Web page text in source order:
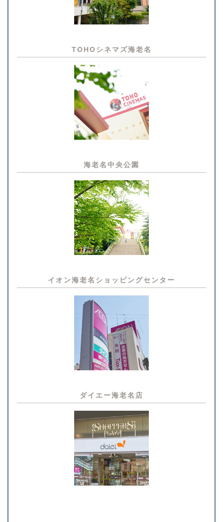
TOHOシネマズ海老名
海老名中央公園
イオン海老名 ショッピングセンター
ダイエー海老名店